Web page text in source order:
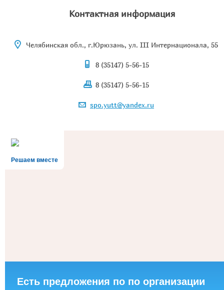
Контактная информация
Челябинская обл., г.Юрюзань, ул. III Интернационала, 55
8 (35147) 5-56-15
8 (35147) 5-56-15
spo.yutt@yandex.ru
Решаем вместе
Есть предложения по по организации